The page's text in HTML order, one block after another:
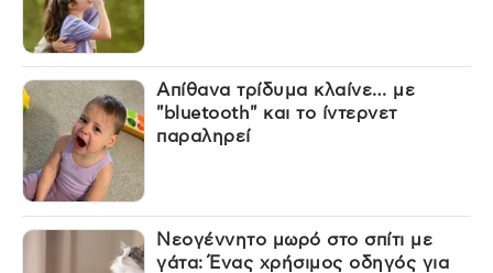
Απίθανα τρίδυμα κλαίνε… με
"bluetooth" και το ίντερνετ
παραληρεί
Νεογέννητο μωρό στο σπίτι με
γάτα: Ένας χρήσιμος οδηγός για